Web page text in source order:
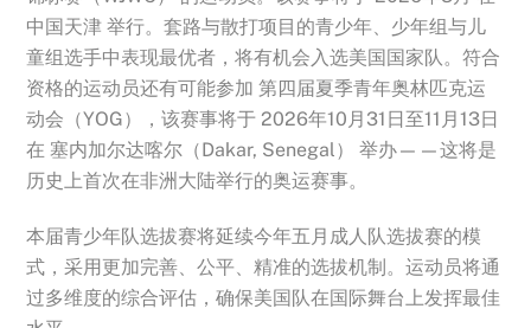
中国天津 举行。套路与散打项目的青少年、 少年组与儿
童组选手中表现最优者，将有机会入选美国国家队。符合
资格的运动员还有可能参加 第四届夏季青年奥林匹克运
动会（YOG），该赛事将于 2026年10月31日至11月13日
在 塞内加尔达喀尔（Dakar, Senegal） 举办——这将是
历史上首次在非洲大陆举行的奥运赛事。
本届青少年队选拔赛将延续今年五月成人队选拔赛的模
式，采用更加完善、公平、精准的选拔机制。运动员将通
过多维度的综合评估，确保美国队在国际舞台上发挥最佳